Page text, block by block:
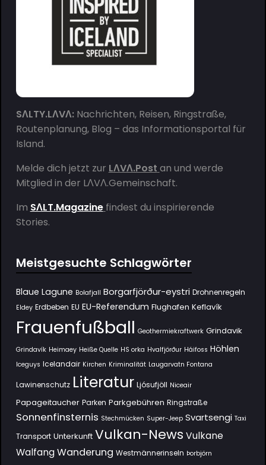
SΛLTY.LΛVΛ:Nachrichten, Reisen, Ringstraße,
Routenplanung, Blog – das Informationsportal für
Island.
Melde dich jetzt zur LΛVΛ.Post an und werde
Mitglied in der LΛVΛ.Gemeinschaft.
Im SΛLT.Magazine findest du inspirierende
Stories.
Meistgesuchte Schlagwörter
Blaue Lagune Bolafjall Borgarfjörður-eystri Drohnenregeln
Eldey Erdbeben EU EU-Referendum Flughafen Keflavík
Frauenfußball Geothermiekraftwerk Grindavik
Grindavík Heimaey Heiße Quelle HS orka Hvalfjörður Háifoss Höhlen
Iceguys Icelandair Kirchen Kriminalität Laugarvatn Fontana
Lawinenschutz Literatur Ljósufjöll Niceair
Papageitaucher Parken Parkgebühren Ringstraße
Sonnenfinsternis Stechmücken Super-Jeep Svartsengi Taxi
Transport Unterkunft Vulkan-News Vulkane
Walfang Wanderung Westmännerinseln Þorbjörn